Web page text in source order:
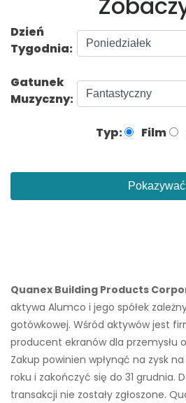
Dzień
Tygodnia:
Gatunek
Muzyczny:
Typ: Film
Pokazywać
Quanex Building Products
aktywa Alumco i jego spółek
gotówkowej. Wśród aktywów jest
producent ekranów dla przemysłu
Zakup powinien wpłynąć na zysk
roku i zakończyć się do 31 grudnia.
transakcji nie zostały zgłoszone.